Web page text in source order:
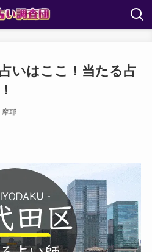
いはここ！当たる占
摩耶